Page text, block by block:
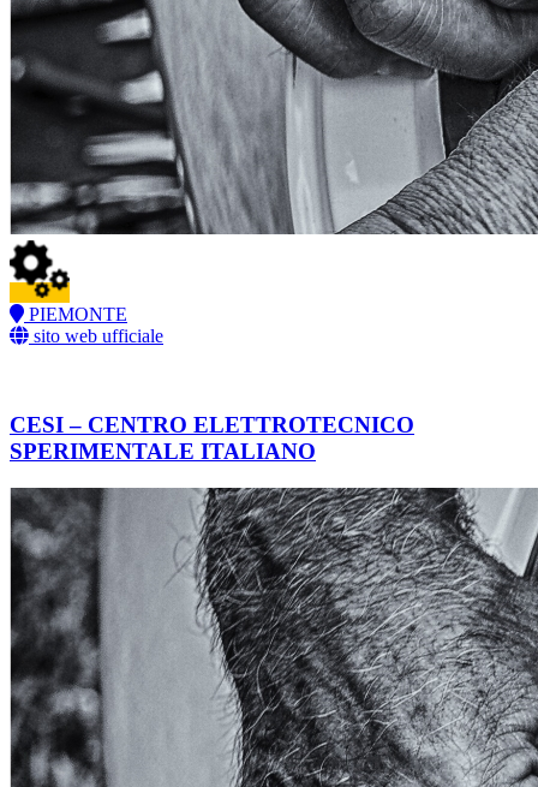
PIEMONTE
sito web ufficiale
CESI – CENTRO ELETTROTECNICO
SPERIMENTALE ITALIANO